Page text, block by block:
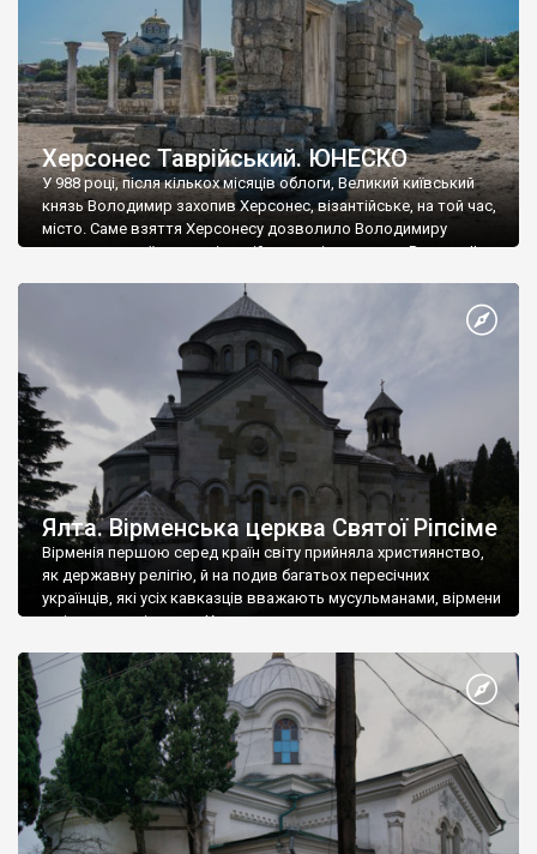
Херсонес Таврійський. ЮНЕСКО
У 988 році, після кількох місяців облоги, Великий київський
князь Володимир захопив Херсонес, візантійське, на той час,
місто. Саме взяття Херсонесу дозволило Володимиру
диктувати свої умови візантійському імператору Василю ІІ, та
Херсонесі Володимир-язичник, став Василем-християнином.
А потім було Хрещення Русі. На честь Херсонесу Таврійського
Ялта. Вірменська церква Святої Ріпсіме
Вірменія першою серед країн світу прийняла християнство,
як державну релігію, й на подив багатьох пересічних
українців, які усіх кавказців вважають мусульманами, вірмени
є відданими вірянами Христа